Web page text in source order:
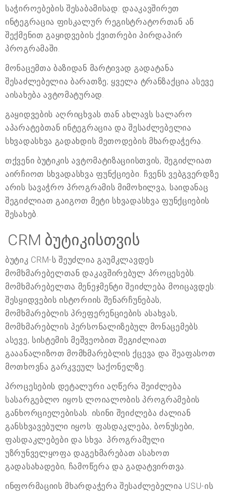
საჭიროებების შესაბამისად: დააკავშირეთ
ინტეგრაცია ფისკალურ რეგისტრატორთან ან
შექმენით გაყიდვების ქვითრები პირდაპირ
პროგრამაში.
მონაცემთა ბაზიდან მარტივად გადატანა
შესაძლებელია ბარათზე; ყველა ტრანზაქცია ასევე
აისახება ავტომატურად.
გაყიდვების აღრიცხვას თან ახლავს სალარო
აპარატებთან ინტეგრაცია და შესაძლებელია
სხვადასხვა გადახდის მეთოდების მხარდაჭერა.
თქვენი ბუტიკის ავტომატიზაციისთვის, შეგიძლიათ
აირჩიოთ სხვადასხვა ფუნქციები. ჩვენს ვებგვერდზე
არის სავაჭრო პროგრამის მიმოხილვა, საიდანაც
შეგიძლიათ გაიგოთ მეტი სხვადასხვა ფუნქციების
შესახებ.
CRM ბუტიკისთვის
ბუტიკ CRM-ს შეუძლია გაუმკლავდეს
მომხმარებელთან დაკავშირებულ პროცესებს.
მომხმარებელთა მენეჯმენტი შეიძლება მოიცავდეს:
შესყიდვების ისტორიის შენარჩუნებას,
მომხმარებლის პრეფერენციების ასახვას,
მომხმარებლის პერსონალიზებულ მონაცემებს.
ასევე, სისტემის მეშვეობით შეგიძლიათ
გააანალიზოთ მომხმარებლის ქცევა და შეაფასოთ
მოთხოვნა გარკვეულ საქონელზე.
პროცესების დეტალური აღწერა შეიძლება
სასარგებლო იყოს ლოიალობის პროგრამების
განხორციელებისას. ისინი შეიძლება ძალიან
განსხვავებული იყოს: ფასდაკლება, ბონუსები,
ფასდაკლებები და სხვა. პროგრამული
უზრუნველყოფა დაგეხმარებათ ასახოთ
გადასახადები, ჩამოწერა და გადატვირთვა.
ინფორმაციის მხარდაჭერა შესაძლებელია USU-ის